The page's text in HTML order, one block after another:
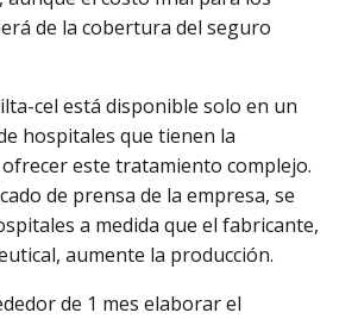
de la cobertura del seguro
cel está disponible solo en un
hospitales que tienen la
este tratamiento complejo.
de prensa de la empresa, se
a medida que el fabricante,
aumente la producción.
de 1 mes elaborar el